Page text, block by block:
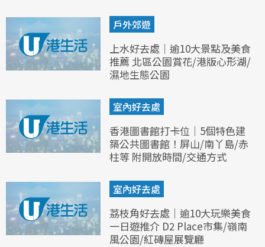
戶外郊遊
上水好去處｜逾10大景點及美食
推薦 北區公園賞花/港版心形湖/
濕地生態公園
室內好去處
香港圖書館打卡位｜5個特色建
築公共圖書館！屏山/南丫島/赤
柱等 附開放時間/交通方式
室內好去處
荔枝角好去處｜逾10大玩樂美食
一日遊推介 D2 Place市集/嶺南
風公園/紅磚屋展覽廳